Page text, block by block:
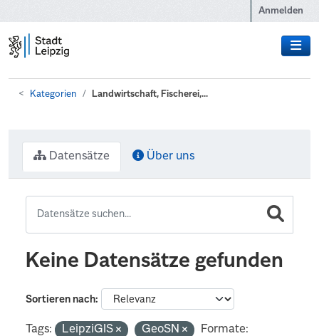
Anmelden
Kategorien Landwirtschaft, Fischerei,...
Datensätze Über uns
Keine Datensätze gefunden
Sortieren nach
Tags: LeipziGIS GeoSN
Formate: